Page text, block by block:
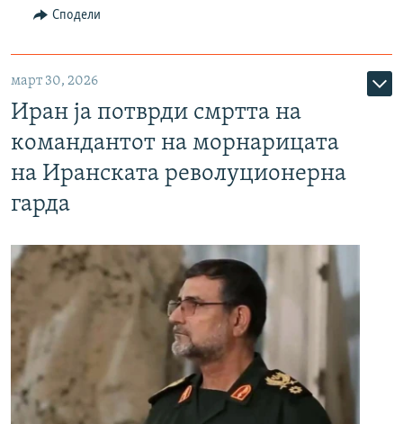
Сподели
март 30, 2026
Иран ја потврди смртта на
командантот на морнарицата
на Иранската револуционерна
гарда